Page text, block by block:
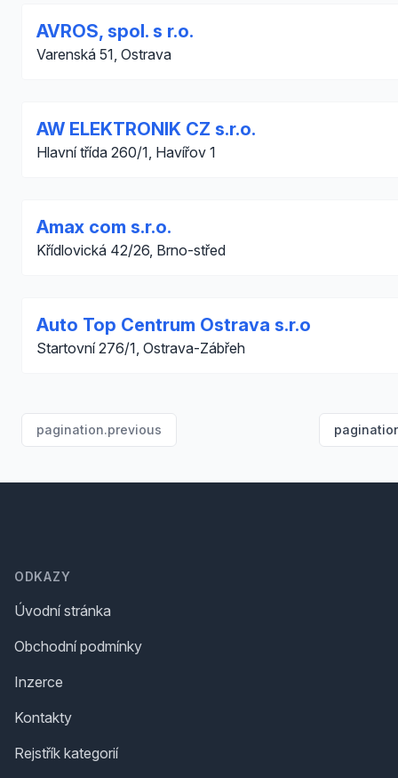
AVROS, spol. s r.o.
Varenská 51, Ostrava
AW ELEKTRONIK CZ s.r.o.
Hlavní třída 260/1, Havířov 1
Amax com s.r.o.
Křídlovická 42/26, Brno-střed
Auto Top Centrum Ostrava s.r.o
Startovní 276/1, Ostrava-Zábřeh
pagination.previous
ODKAZY
Úvodní stránka
Obchodní podmínky
Inzerce
Kontakty
Rejstřík kategorií